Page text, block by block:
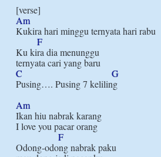
Am
Kukira hari minggu ternyata hari rabu
F
Ku kira dia menunggu
C
G
Pusing…. Pusing 7 keliling
Am
Ikan hiu nabrak karang
I love you pacar orang
F
Odong-odong nabrak paku